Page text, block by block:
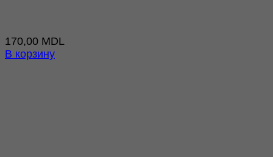
170,00 MDL
В корзину